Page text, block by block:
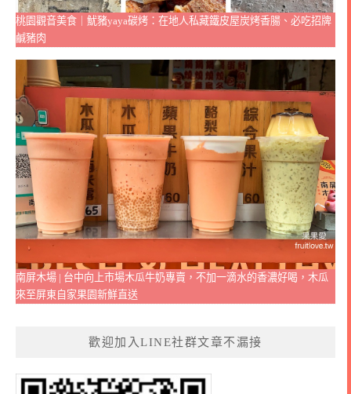
桃園觀音美食｜魷豬yaya碳烤：在地人私藏鐵皮屋炭烤香腸、必吃招牌
鹹豬肉
南屏木場 | 台中向上市場木瓜牛奶專賣，不加一滴水的香濃好喝，木瓜
來至屏東自家果園新鮮直送
歡迎加入LINE社群文章不漏接